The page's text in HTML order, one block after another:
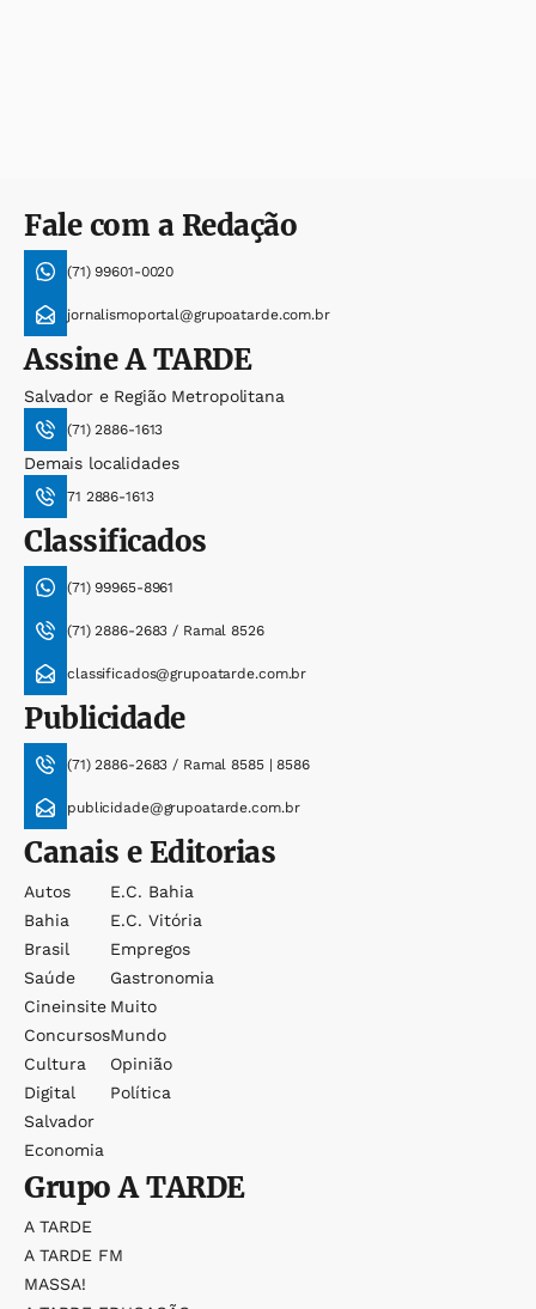
Fale com a Redação
(71) 99601-0020
jornalismoportal@grupoatarde.com.br
AssineA TARDE
Salvador e Região Metropolitana
(71) 2886-1613
Demais localidades
71 2886-1613
Classificados
(71) 99965-8961
(71) 2886-2683 / Ramal 8526
classificados@grupoatarde.com.br
Publicidade
(71) 2886-2683 / Ramal 8585 | 8586
publicidade@grupoatarde.com.br
Canais e Editorias
Autos
Bahia
Brasil
Saúde
Cineinsite
Concursos
Cultura
Digital
Salvador
Economia
E.c. Bahia
E.c. Vitória
Empregos
Gastronomia
Muito
Mundo
Opinião
Política
GrupoA TARDE
A TARDE
A TARDE FM
MASSA!